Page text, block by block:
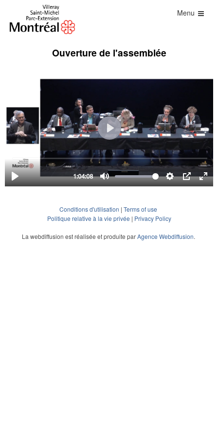
Menu
Ouverture de l'assemblée
Conditions d'utilisation | Terms of use
Politique relative à la vie privée | Privacy Policy
La webdiffusion est réalisée et produite parAgence Webdiffusion.